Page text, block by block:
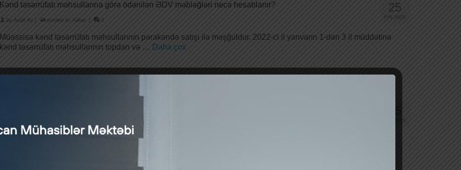
25
İYN 2025
Kənd təsərrüfatı məhsullarına görə ödənilən ƏDV məbləğləri necə hesablanır?
by Audit.Az | posted in: Xəbər | 0
Müəssisə kənd təsərrüfatı məhsullarının pərakəndə satışı ilə məşğuldur. 2022-ci il yanvarın 1-dən 3 il müddətinə
kənd təsərrüfatı məhsullarının topdan və … Daha çox
İYN 2025
Tibbi Ərazi Bölmələrini İdarəetmə Birliyi (TƏBİB) tabeliyindəki müəssisələr üzrə 2022-ci ilin birləşdirilmiş maliyyə